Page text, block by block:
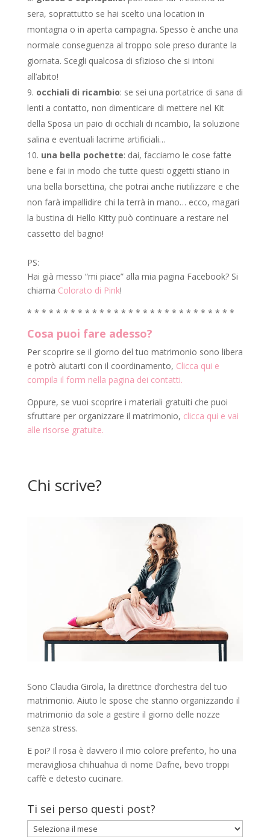
sera, soprattutto se hai scelto una location in
montagna o in aperta campagna. Spesso è anche una
normale conseguenza al troppo sole preso durante la
giornata. Scegli qualcosa di sfizioso che si intoni
all’abito!
occhiali di ricambio: se sei una portatrice di sana di
lenti a contatto, non dimenticare di mettere nel Kit
della Sposa un paio di occhiali di ricambio, la soluzione
salina e eventuali lacrime artificiali…
una bella pochette: dai, facciamo le cose fatte
bene e fai in modo che tutte questi oggetti stiano in
una bella borsettina, che potrai anche riutilizzare e che
non farà impallidire chi la terrà in mano… ecco, magari
la bustina di Hello Kitty può continuare a restare nel
cassetto del bagno!
PS:
Hai già messo “mi piace” alla mia pagina Facebook? Si
chiama Colorato di Pink!
* * * * * * * * * * * * * * * * * * * * * * * * * * * * *
Cosa puoi fare adesso?
Per scoprire se il giorno del tuo matrimonio sono libera
e potrò aiutarti con il coordinamento, Clicca qui e
compila il form nella pagina dei contatti.
Oppure, se vuoi scoprire i materiali gratuiti che puoi
sfruttare per organizzare il matrimonio, clicca qui e vai
alle risorse gratuite.
Chi scrive?
Sono Claudia Girola, la direttrice d’orchestra del tuo
matrimonio. Aiuto le spose che stanno organizzando il
matrimonio da sole a gestire il giorno delle nozze
senza stress.
E poi? Il rosa è davvero il mio colore preferito, ho una
meravigliosa chihuahua di nome Dafne, bevo troppi
caffè e detesto cucinare.
Ti sei perso questi post?